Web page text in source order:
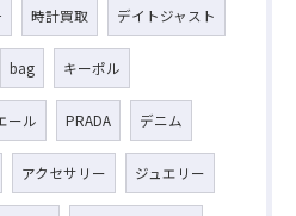
時計買取 デイトジャスト
bag キーポル
ール PRADA デニム
アクセサリー ジュエリー